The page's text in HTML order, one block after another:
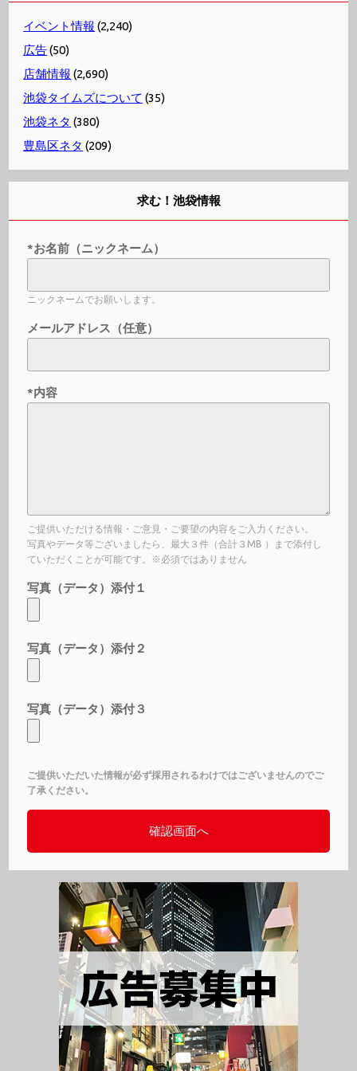
イベント情報 (2,240)
広告(50)
店舗情報 (2,690)
池袋タイムズについて (35)
池袋ネタ (380)
豊島区ネタ (209)
求む！池袋情報
*お名前（ニックネーム）
ニックネームでお願いします。
メールアドレス（任意）
*内容
ご提供いただける情報・ご意見・ご要望の内容をご入力ください。
写真やデータ等ございましたら、最大３件（合計３MB ）まで添付し
ていただくことが可能です。※必須ではありません
写真（データ）添付１
写真（データ）添付２
写真（データ）添付３
ご提供いただいた情報が必ず採用されるわけではございませんのでご
了承ください。